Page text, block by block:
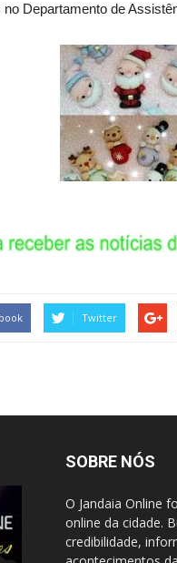
Departamento de
Twitter
SOBRE NÓS
O Jandaia Online
online da cidade.
credibilidade,